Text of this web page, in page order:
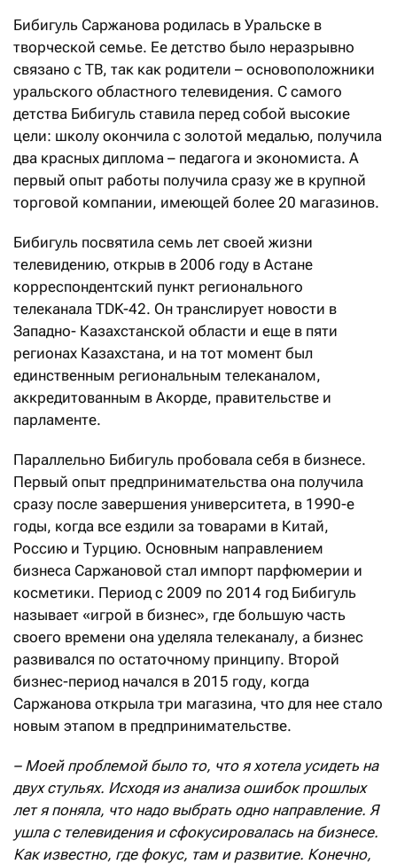
Бибигуль Саржанова родилась в Уральске в
творческой семье. Ее детство было неразрывно
связано с ТВ, так как родители – основоположники
уральского областного телевидения. С самого
детства Бибигуль ставила перед собой высокие
цели: школу окончила с золотой медалью, получила
два красных диплома – педагога и экономиста. А
первый опыт работы получила сразу же в крупной
торговой компании, имеющей более 20 магазинов.
Бибигуль посвятила семь лет своей жизни
телевидению, открыв в 2006 году в Астане
корреспондентский пункт регионального
телеканала TDK-42. Он транслирует новости в
Западно- Казахстанской области и еще в пяти
регионах Казахстана, и на тот момент был
единственным региональным телеканалом,
аккредитованным в Акорде, правительстве и
парламенте.
Параллельно Бибигуль пробовала себя в бизнесе.
Первый опыт предпринимательства она получила
сразу после завершения университета, в 1990-е
годы, когда все ездили за товарами в Китай,
Россию и Турцию. Основным направлением
бизнеса Саржановой стал импорт парфюмерии и
косметики. Период с 2009 по 2014 год Бибигуль
называет «игрой в бизнес», где большую часть
своего времени она уделяла телеканалу, а бизнес
развивался по остаточному принципу. Второй
бизнес-период начался в 2015 году, когда
Саржанова открыла три магазина, что для нее стало
новым этапом в предпринимательстве.
– Моей проблемойбылото, что я хотела усидеть на
двух стульях. Исходя из анализа ошибок прошлых
лет я поняла, что надо выбрать одно направление. Я
ушла с телевидения и сфокусировалась на бизнесе.
Как известно, где фокус, там и развитие. Конечно,